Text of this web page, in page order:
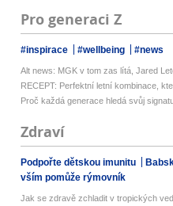
Pro generaci Z
#inspirace #wellbeing #news
Alt news: MGK v tom zas lítá, Jared
RECEPT: Perfektní letní kombinace,
Proč každá generace hledá svůj
Zdraví
Podpořte dětskou imunitu
vším pomůže rýmovník
Jak se zdravě zchladit v tropických